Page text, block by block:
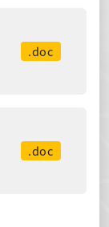
.doc
.doc